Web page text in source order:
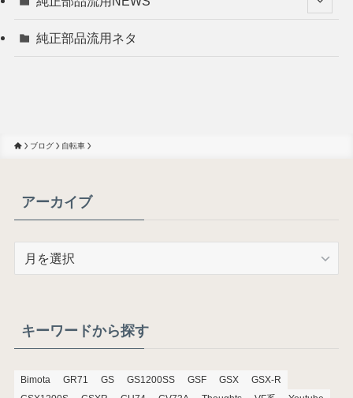
純正部品流用ネタ
ブログ 自転車
アーカイブ
ブキーワードから探す
Bimota GR71 GS GS1200SS GSF GSX
GSX-R